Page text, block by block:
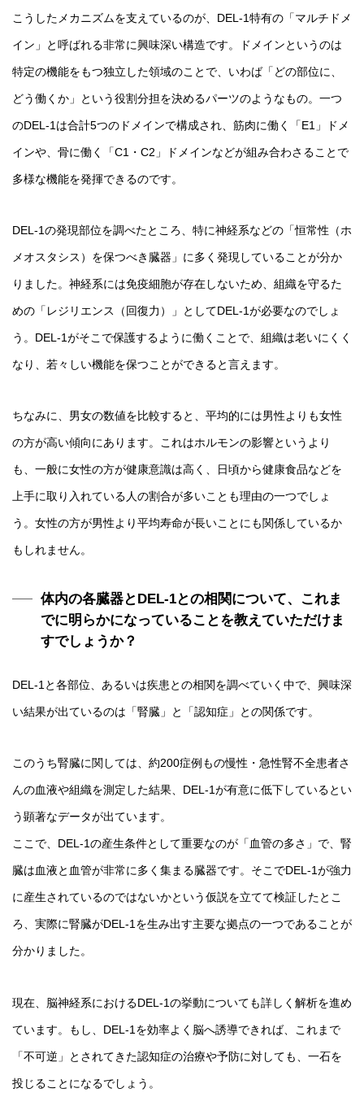
こうしたメカニズムを支えているのが、DEL-1特有の「マルチドメ
イン」と呼ばれる非常に興味深い構造です。ドメインというのは
特定の機能をもつ独立した領域のことで、いわば「どの部位に、
どう働くか」という役割分担を決めるパーツのようなもの。一つ
のDEL-1は合計5つのドメインで構成され、筋肉に働く「E1」ドメ
インや、骨に働く「C1・C2」ドメインなどが組み合わさることで
多様な機能を発揮できるのです。
DEL-1の発現部位を調べたところ、特に神経系などの「恒常性（ホ
メオスタシス）を保つべき臓器」に多く発現していることが分か
りました。神経系には免疫細胞が存在しないため、組織を守るた
めの「レジリエンス（回復力）」としてDEL-1が必要なのでしょ
う。DEL-1がそこで保護するように働くことで、組織は老いにくく
なり、若々しい機能を保つことができると言えます。
ちなみに、男女の数値を比較すると、平均的には男性よりも女性
の方が高い傾向にあります。これはホルモンの影響というより
も、一般に女性の方が健康意識は高く、日頃から健康食品などを
上手に取り入れている人の割合が多いことも理由の一つでしょ
う。女性の方が男性より平均寿命が長いことにも関係しているか
もしれません。
体内の各臓器とDEL-1との相関について、これま
でに明らかになっていることを教えていただけま
すでしょうか？
DEL-1と各部位、あるいは疾患との相関を調べていく中で、興味深
い結果が出ているのは「腎臓」と「認知症」との関係です。
このうち腎臓に関しては、約200症例もの慢性・急性腎不全患者さ
んの血液や組織を測定した結果、DEL-1が有意に低下しているとい
う顕著なデータが出ています。
ここで、DEL-1の産生条件として重要なのが「血管の多さ」で、腎
臓は血液と血管が非常に多く集まる臓器です。そこでDEL-1が強力
に産生されているのではないかという仮説を立てて検証したとこ
ろ、実際に腎臓がDEL-1を生み出す主要な拠点の一つであることが
分かりました。
現在、脳神経系におけるDEL-1の挙動についても詳しく解析を進め
ています。もし、DEL-1を効率よく脳へ誘導できれば、これまで
「不可逆」とされてきた認知症の治療や予防に対しても、一石を
投じることになるでしょう。